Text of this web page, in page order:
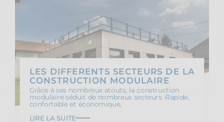
LES DIFFÉRENTS SECTEURS DE LA
CONSTRUCTION MODULAIRE
Grâce à ses nombreux atouts, la construction
modulaire séduit de nombreux secteurs. Rapide,
confortable et économique,
LIRE LA SUITE